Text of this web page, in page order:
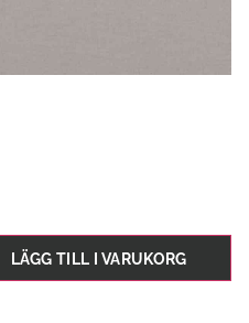
LÄGG TILL I VARUKORG